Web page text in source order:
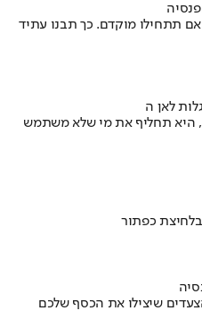
תתחילו מוקדם. כך תבנו עתיד
היא תחליף את מי שלא משתמש
כפתור
שיצילו את הכסף שלכם